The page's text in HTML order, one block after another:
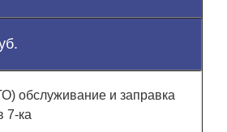
обслуживание и заправка
7-ка